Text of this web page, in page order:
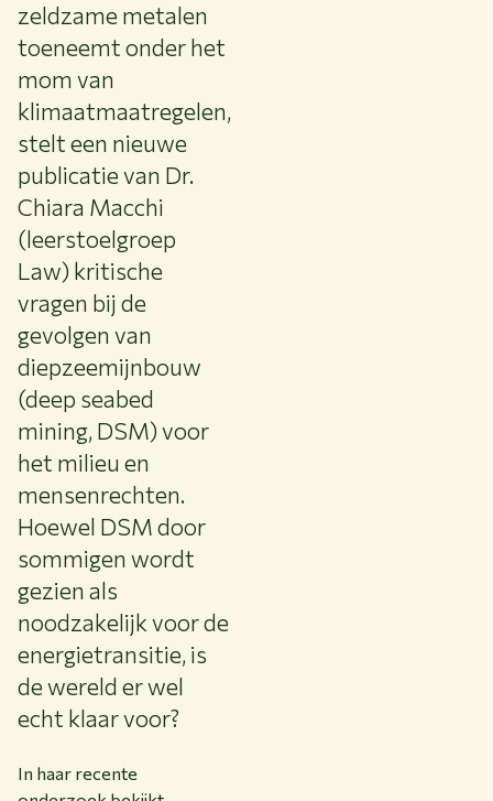
zeldzame metalen
toeneemt onder het
mom van
klimaatmaatregelen,
stelt een nieuwe
publicatie van Dr.
Chiara Macchi
(leerstoelgroep
Law) kritische
vragen bij de
gevolgen van
diepzeemijnbouw
(deep seabed
mining, DSM) voor
het milieu en
mensenrechten.
Hoewel DSM door
sommigen wordt
gezien als
noodzakelijk voor de
energietransitie, is
de wereld er wel
echt klaar voor?
In haar recente